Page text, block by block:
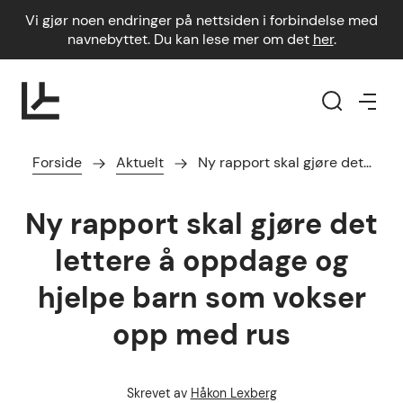
Vi gjør noen endringer på nettsiden i forbindelse med
navnebyttet. Du kan lese mer om det her.
Forside Aktuelt Ny rapport skal gjøre det…
Ny rapport skal gjøre det
lettere å oppdage og
hjelpe barn som vokser
opp med rus
Skrevet av Håkon Lexberg